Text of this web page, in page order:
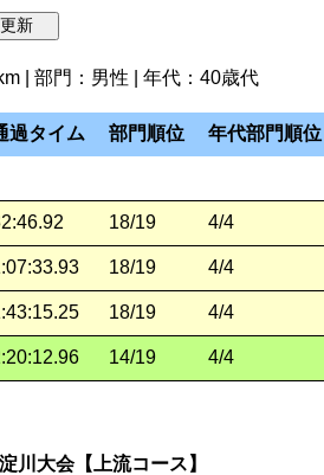
| 部門：男性 | 年代：40歳代
過タイム 部門順位 年代部門順位
18/19 4/4
18/19 4/4
18/19 4/4
14/19 4/4
川大会【上流コース】